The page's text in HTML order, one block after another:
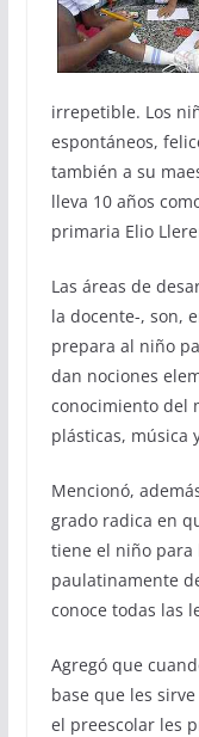
irrepetible. Los
espontáneos,
también a su
lleva 10 años
primaria Elio
Las áreas de
la docente-, son,
prepara al niño
dan nociones
conocimiento del
plásticas, música
Mencionó,
grado radica en
tiene el niño para
paulatinamente
conoce todas las
Agregó que
base que les
el preescolar les